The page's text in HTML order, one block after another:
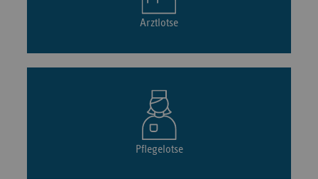
Arztlotse
Pflegelotse